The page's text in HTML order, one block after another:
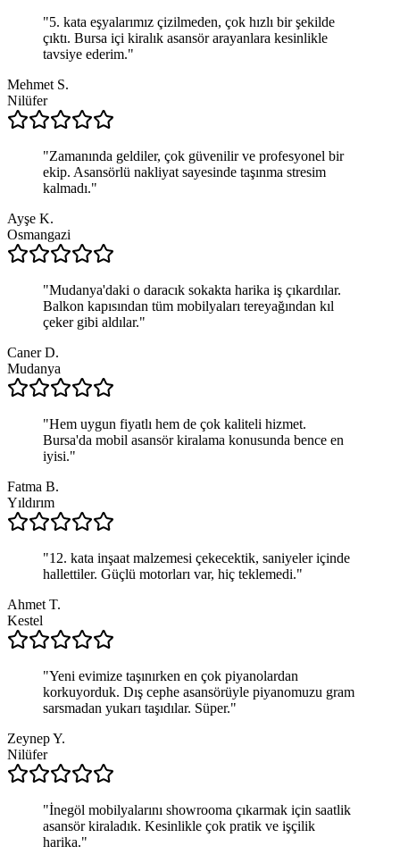
"5. kata eşyalarımız çizilmeden, çok hızlı bir şekilde
çıktı. Bursa içi kiralık asansör arayanlara kesinlikle
tavsiye ederim."
Mehmet S.
Nilüfer
"Zamanında geldiler, çok güvenilir ve profesyonel bir
ekip. Asansörlü nakliyat sayesinde taşınma stresim
kalmadı."
Ayşe K.
Osmangazi
"Mudanya'daki o daracık sokakta harika iş çıkardılar.
Balkon kapısından tüm mobilyaları tereyağından kıl
çeker gibi aldılar."
Caner D.
Mudanya
"Hem uygun fiyatlı hem de çok kaliteli hizmet.
Bursa'da mobil asansör kiralama konusunda bence en
iyisi."
Fatma B.
Yıldırım
"12. kata inşaat malzemesi çekecektik, saniyeler içinde
hallettiler. Güçlü motorları var, hiç teklemedi."
Ahmet T.
Kestel
"Yeni evimize taşınırken en çok piyanolardan
korkuyorduk. Dış cephe asansörüyle piyanomuzu gram
sarsmadan yukarı taşıdılar. Süper."
Zeynep Y.
Nilüfer
"İnegöl mobilyalarını showrooma çıkarmak için saatlik
asansör kiraladık. Kesinlikle çok pratik ve işçilik
harika."